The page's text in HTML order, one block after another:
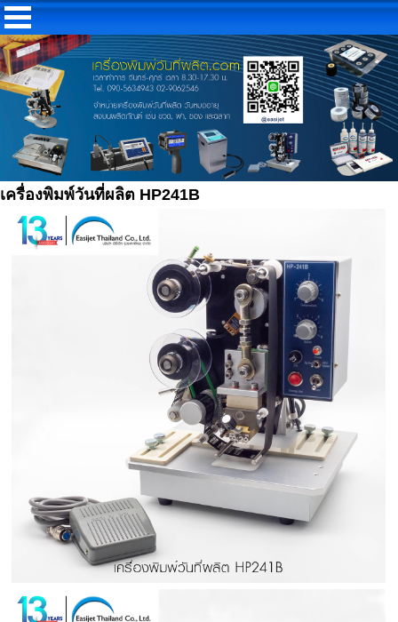
เครื่องพิมพ์วันที่ผลิต HP241B